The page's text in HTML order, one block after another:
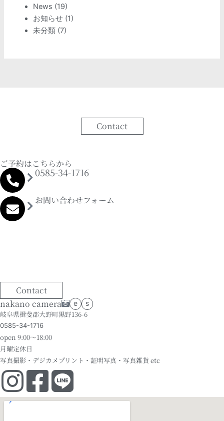
News (19)
お知らせ (1)
未分類 (7)
Contact
0585-34-1716
ご予約はこちらから
お問い合わせフォーム
Contact
nakano camera
e s
岐阜県揖斐郡大野町黒野136-6
0585-34-1716
open 9:00～18:00
月曜定休日
写真撮影・デジカメプリント・証明写真・写真雑貨 etc